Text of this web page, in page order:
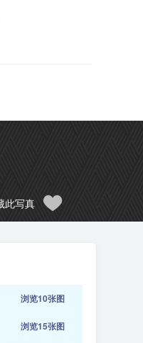
此写真
浏览10张图
浏览15张图